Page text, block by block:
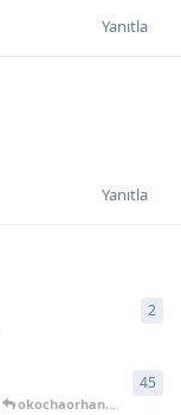
Yanıtla
Yanıtla
2
okochaorhan, 15 Şub
45